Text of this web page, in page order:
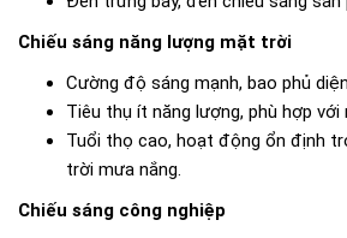
Chiếu sáng năng lượng mặt trời
Cường độ sáng mạnh, bao phủ
Tiêu thụ ít năng lượng, phù hợp
Tuổi thọ cao, hoạt động ổn định
trời mưa nắng.
Chiếu sáng công nghiệp